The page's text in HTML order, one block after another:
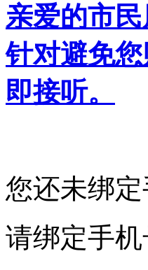
亲爱的市
针对避免
即接听。
您还未绑
请绑定手